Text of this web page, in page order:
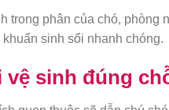
trong phân của chó, phòng
sinh sổi nhanh chóng.
vệ sinh đúng